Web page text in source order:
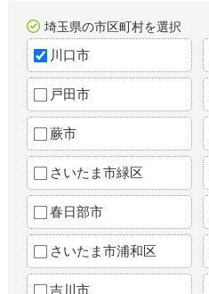
埼玉県の市区町村を選択
川口市
戸田市
蕨市
さいたま市緑区
春日部市
さいたま市浦和区
吉川市